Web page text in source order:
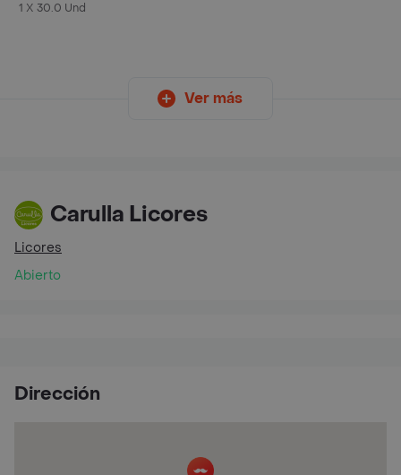
Rojos L
1 X 30.0 Und
Ver más
Carulla Licores
Licores
Abierto
Dirección